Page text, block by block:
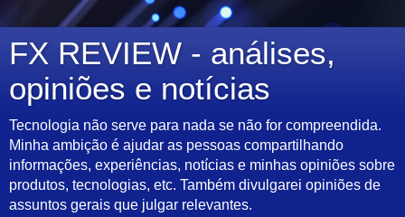
FX REVIEW - análises,
opiniões e notícias
Tecnologia não serve para nada se não for compreendida.
Minha ambição é ajudar as pessoas compartilhando
informações, experiências, notícias e minhas opiniões sobre
produtos, tecnologias, etc. Também divulgarei opiniões de
assuntos gerais que julgar relevantes.